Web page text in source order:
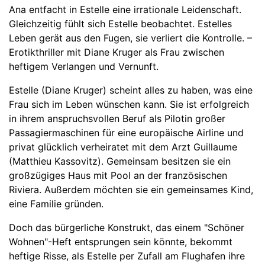
Ana entfacht in Estelle eine irrationale Leidenschaft.
Gleichzeitig fühlt sich Estelle beobachtet. Estelles
Leben gerät aus den Fugen, sie verliert die Kontrolle. –
Erotikthriller mit Diane Kruger als Frau zwischen
heftigem Verlangen und Vernunft.
Estelle (Diane Kruger) scheint alles zu haben, was eine
Frau sich im Leben wünschen kann. Sie ist erfolgreich
in ihrem anspruchsvollen Beruf als Pilotin großer
Passagiermaschinen für eine europäische Airline und
privat glücklich verheiratet mit dem Arzt Guillaume
(Matthieu Kassovitz). Gemeinsam besitzen sie ein
großzügiges Haus mit Pool an der französischen
Riviera. Außerdem möchten sie ein gemeinsames Kind,
eine Familie gründen.
Doch das bürgerliche Konstrukt, das einem "Schöner
Wohnen"-Heft entsprungen sein könnte, bekommt
heftige Risse, als Estelle per Zufall am Flughafen ihre